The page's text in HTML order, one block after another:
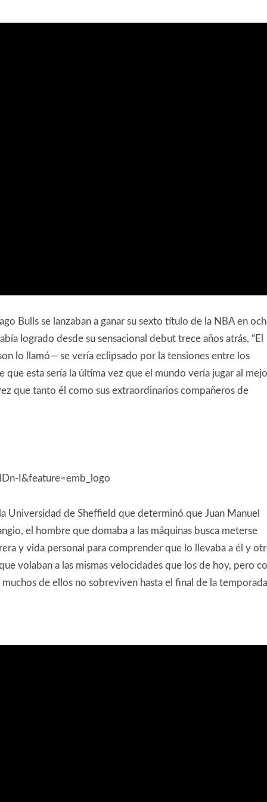
Bulls se lanzaban a ganar su sexto título de la NBA en
logrado desde su sensacional debut trece años atrás, “El
lo llamó— se vería eclipsado por la tensiones entre los
esta sería la última vez que el mundo vería jugar al
que tanto él como sus extraordinarios compañeros de
I&feature=emb_logo
Universidad de Sheffield que determinó que Juan Manuel
el hombre que domaba a las máquinas busca meterse
y vida personal para comprender que lo llevaba a él y
volaban a las mismas velocidades que los de hoy, pero
de ellos no sobreviven hasta el final de la temporada